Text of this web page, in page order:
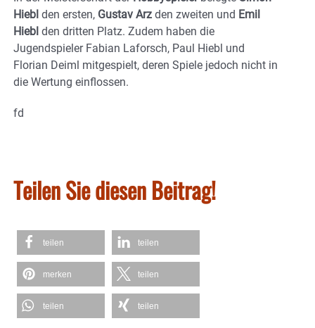
Hiebl den ersten, Gustav Arz den zweiten und Emil
Hiebl den dritten Platz. Zudem haben die
Jugendspieler Fabian Laforsch, Paul Hiebl und
Florian Deiml mitgespielt, deren Spiele jedoch nicht in
die Wertung einflossen.
fd
Teilen Sie diesen Beitrag!
teilen teilen
merken teilen
teilen teilen